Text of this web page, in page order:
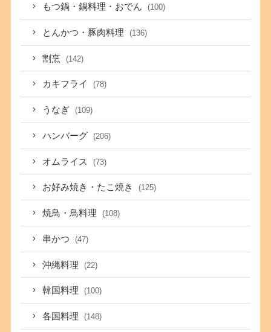
もつ鍋・鍋料理・おでん (100)
とんかつ・豚肉料理 (136)
割烹 (142)
カキフライ (78)
うなぎ (109)
ハンバーグ (206)
オムライス (73)
お好み焼き・たこ焼き (125)
焼鳥・鳥料理 (108)
串かつ (47)
沖縄料理 (22)
韓国料理 (100)
各国料理 (148)